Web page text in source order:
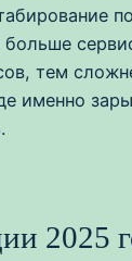
больше
тем
именно
2025